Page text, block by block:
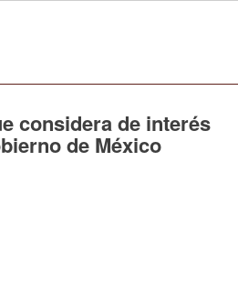
considera de interés
de México